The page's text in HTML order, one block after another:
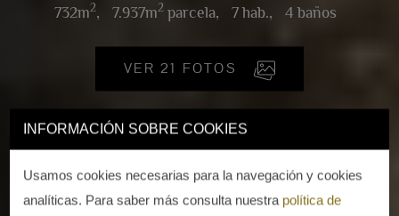
INFORMACIÓN SOBRE COOKIES
Usamos cookies necesarias para la navegación y cookies
analíticas. Para saber más consulta nuestra política de
732m2, 7.937m2parcela, 7 hab., 4 baños
VER 21 FOTOS